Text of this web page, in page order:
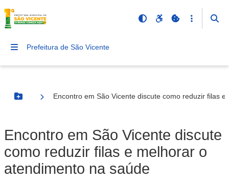
Prefeitura de São Vicente
Botão Menu
Encontro em São Vicente discute como reduzir filas
Encontro em São Vicente discute
como reduzir filas e melhorar o
atendimento na saúde